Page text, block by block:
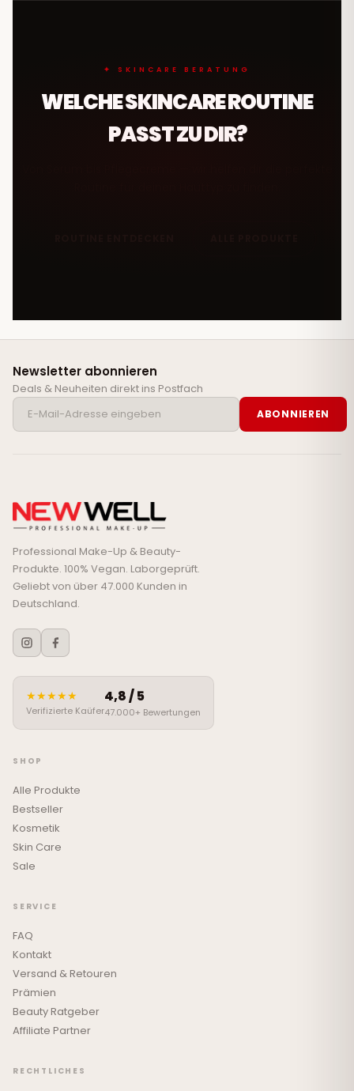
✦ SKINCARE BERATUNG
WELCHE SKINCARE ROUTINE
PASST ZU DIR?
Newsletter abonnieren
Deals & Neuheiten direkt ins Postfach
ABONNIEREN
Professional Make-Up & Beauty-
Produkte. 100% Vegan. Laborgeprüft.
Geliebt von über 47.000 Kunden in
Deutschland.
★★★★★
Verifizierte Kaüfer
4,8 / 5
47.000+ Bewertungen
SHOP
Alle Produkte
Bestseller
Kosmetik
Skin Care
Sale
SERVICE
FAQ
Kontakt
Versand & Retouren
Prämien
Beauty Ratgeber
Affiliate Partner
RECHTLICHES